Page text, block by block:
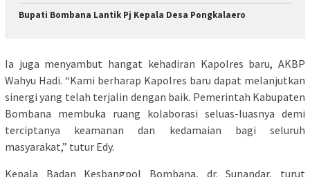
Bupati Bombana Lantik Pj Kepala Desa Pongkalaero
Ia juga menyambut hangat kehadiran Kapolres baru, AKBP
Wahyu Hadi. “Kami berharap Kapolres baru dapat melanjutkan
sinergi yang telah terjalin dengan baik. Pemerintah Kabupaten
Bombana membuka ruang kolaborasi seluas-luasnya demi
terciptanya keamanan dan kedamaian bagi seluruh
masyarakat,” tutur Edy.
Kepala Badan Kesbangpol Bombana, dr. Sunandar, turut